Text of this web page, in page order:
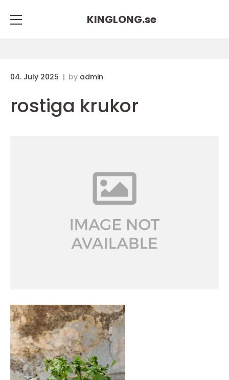
KINGLONG.se
04. July 2025 by admin
rostiga krukor